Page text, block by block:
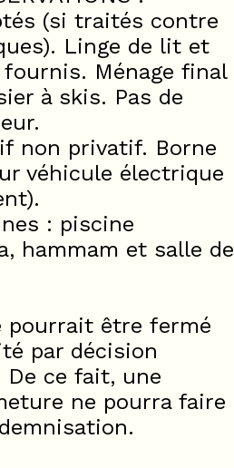
(si traités contre
Linge de lit et
Ménage final
à skis. Pas de
non privatif. Borne
véhicule électrique
: piscine
hammam et salle de
pourrait être fermé
par décision
ce fait, une
ne pourra faire